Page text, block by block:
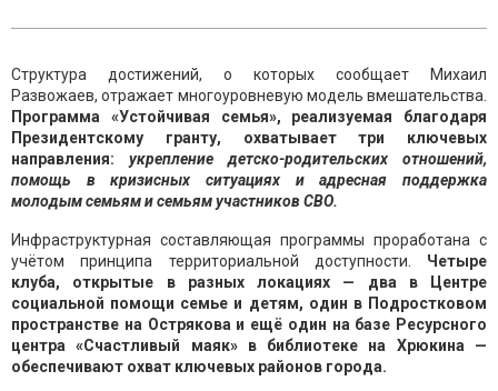
Структура достижений, о которых сообщает Михаил
Развожаев, отражает многоуровневую модель вмешательства.
Программа «Устойчивая семья», реализуемая благодаря
Президентскому гранту, охватывает три ключевых
направления:
укрепление детско-родительских отношений,
помощь в кризисных ситуациях и адресная поддержка
молодым семьям и семьям участников СВО.
Инфраструктурная составляющая программы проработана с
учётом принципа территориальной доступности. Четыре
клуба, открытые в разных локациях — два в Центре
социальной помощи семье и детям, один в Подростковом
пространстве на Острякова и ещё один на базе Ресурсного
центра «Счастливый маяк» в библиотеке на Хрюкина —
обеспечивают охват ключевых районов города.